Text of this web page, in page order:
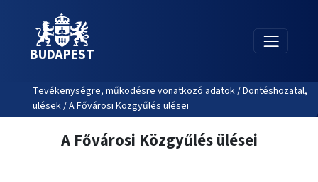
BUDAPEST
Tevékenységre, működésre vonatkozó adatok / Döntéshozatal,
ülések / A Fővárosi Közgyűlés ülései
A Fővárosi Közgyűlés ülései